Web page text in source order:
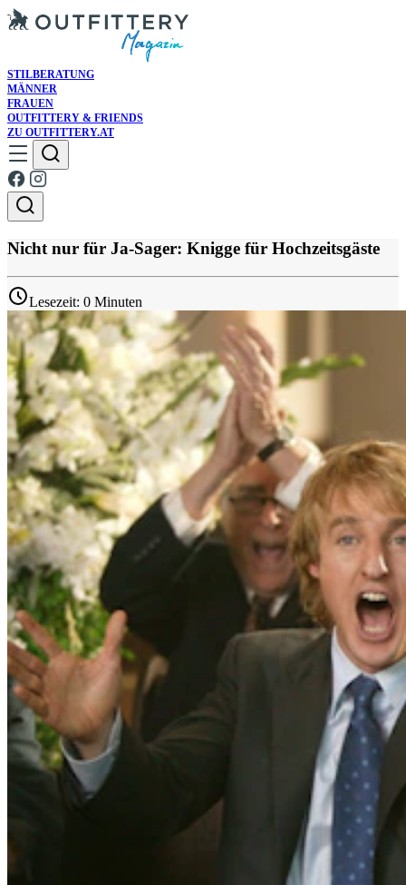
STILBERATUNG
MÄNNER
FRAUEN
OUTFITTERY & FRIENDS
ZU OUTFITTERY.AT
Nicht nur für Ja-Sager: Knigge für Hochzeitsgäste
Lesezeit: 0 Minuten